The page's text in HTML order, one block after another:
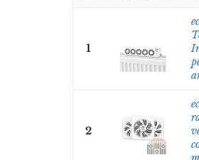
1
2